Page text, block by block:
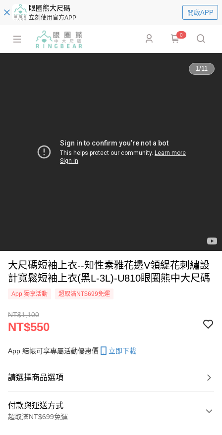
眼圈熊大尺碼
立刻使用官方APP
開啟APP
0
1/11
大尺碼短袖上衣--知性素雅花邊V領緹花刺繡設
計寬鬆短袖上衣(黑L-3L)-U810眼圈熊中大尺碼
App 獨享活動 超取滿NT$699免運
NT$1,100
NT$550
App 結帳可享專屬活動優惠價 立即下載
請選擇商品選項
付款與運送方式
超取滿NT$699免運